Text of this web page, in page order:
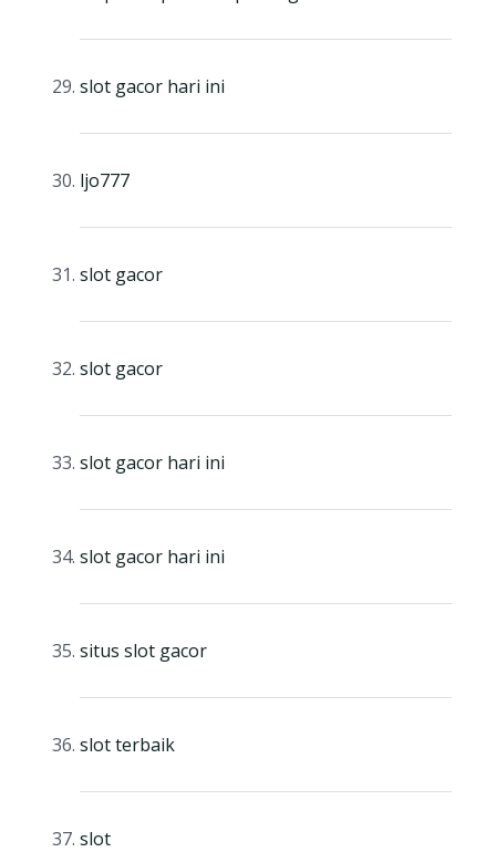
slot gacor hari ini
ljo777
slot gacor
slot gacor
slot gacor hari ini
slot gacor hari ini
situs slot gacor
slot terbaik
slot